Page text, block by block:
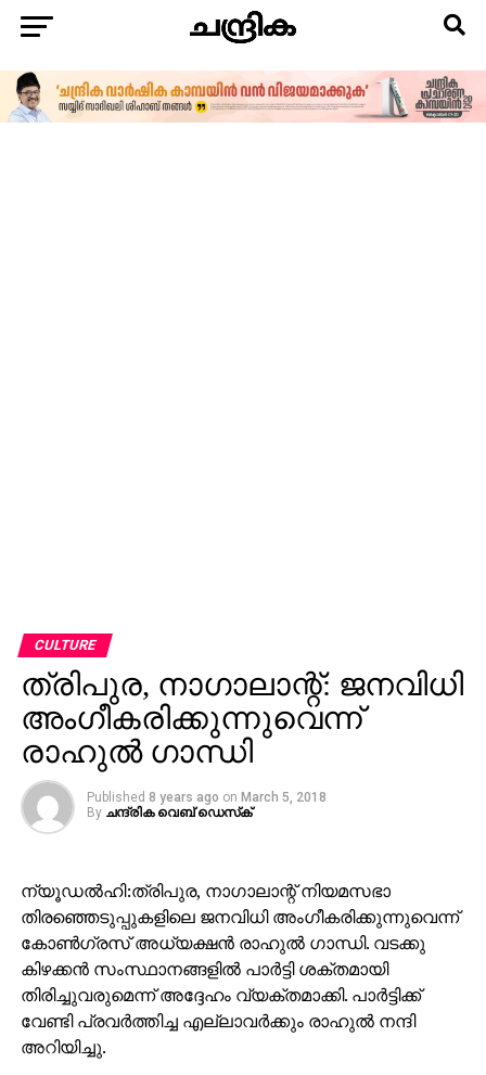
CULTURE
ത്രിപുര, നാഗാലാന്റ്: ജനവിധി
അംഗീകരിക്കുന്നുവെന്ന്
രാഹുല്‍ ഗാന്ധി
Published 8 years ago on March 5, 2018
By ചന്ദ്രിക വെബ് ഡെസ്‌ക്‌
ന്യൂഡല്‍ഹി:ത്രിപുര, നാഗാലാന്റ് നിയമസഭാ
തിരഞ്ഞെടുപ്പുകളിലെ ജനവിധി അംഗീകരിക്കുന്നുവെന്ന്
കോണ്‍ഗ്രസ് അധ്യക്ഷന്‍ രാഹുല്‍ ഗാന്ധി. വടക്കു
കിഴക്കന്‍ സംസ്ഥാനങ്ങളില്‍ പാര്‍ട്ടി ശക്തമായി
തിരിച്ചുവരുമെന്ന് അദ്ദേഹം വ്യക്തമാക്കി. പാര്‍ട്ടിക്ക്
വേണ്ടി പ്രവര്‍ത്തിച്ച എല്ലാവര്‍ക്കും രാഹുല്‍ നന്ദി
അറിയിച്ചു.